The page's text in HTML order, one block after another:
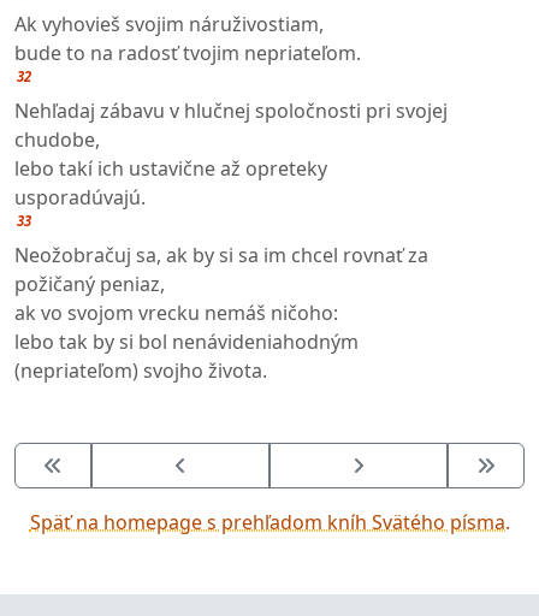
Ak vyhovieš svojim náruživostiam,
bude to na radosť tvojim nepriateľom.
32
Nehľadaj zábavu v hlučnej spoločnosti pri svojej
chudobe,
lebo takí ich ustavične až opreteky
usporadúvajú.
33
Neožobračuj sa, ak by si sa im chcel rovnať za
požičaný peniaz,
ak vo svojom vrecku nemáš ničoho:
lebo tak by si bol nenávideniahodným
(nepriateľom) svojho života.
Späť na homepage s prehľadom kníh Svätého písma.